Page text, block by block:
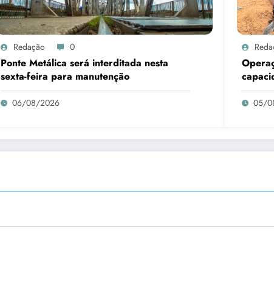
Redação 0
Ponte Metálica será interditada nesta
sexta-feira para manutenção
06/08/2026
da
05/